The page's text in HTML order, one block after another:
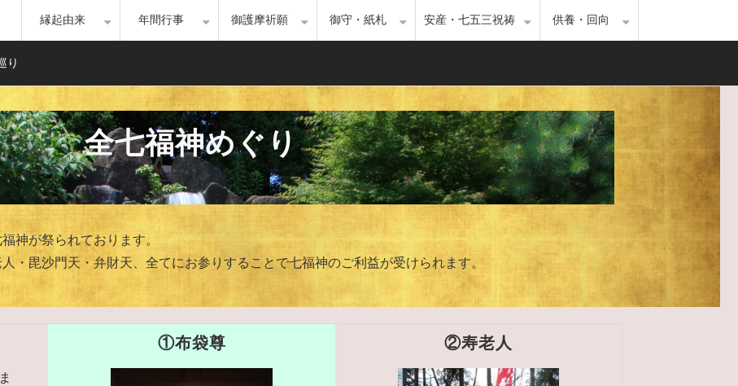
縁起由来 年間行事 御護摩祈願 御守・紙札 安産・七五三祝祷 供養・回向
り
全七福神めぐり
神が祭られております。
・毘沙門天・弁財天、全てにお参りすることで七福神のご利益が受けられます。
①布袋尊 ②寿老人